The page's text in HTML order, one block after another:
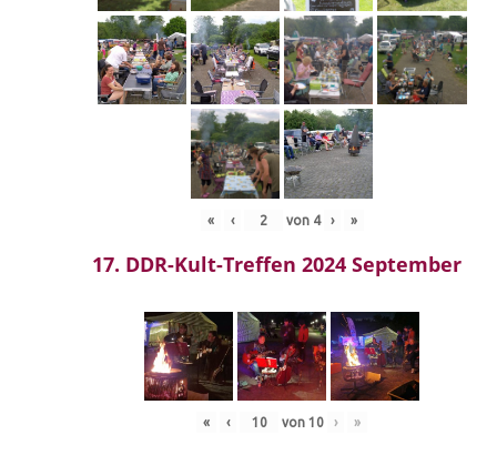
« ‹ von 4 › »
17. DDR-Kult-Treffen 2024 September
« ‹ von 10 › »